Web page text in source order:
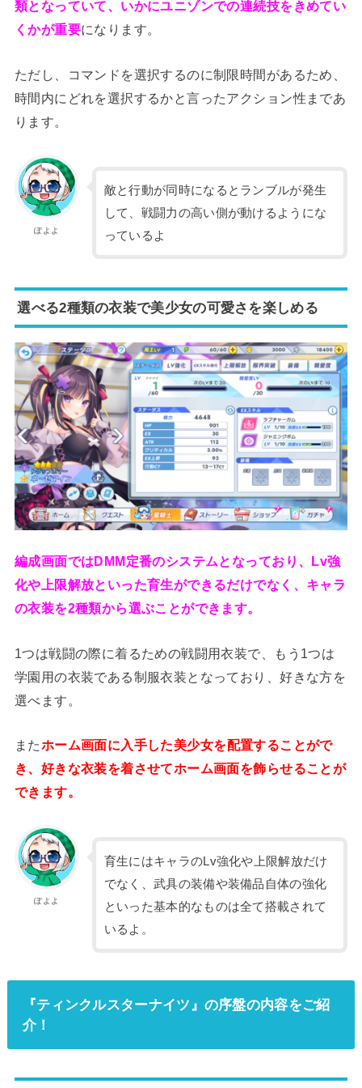
類となっていて、いかにユニゾンでの連続技をきめてい
くかが重要になります。
ただし、コマンドを選択するのに制限時間があるため、
時間内にどれを選択するかと言ったアクション性まであ
ります。
ぽよよ
敵と行動が同時になるとランブルが発生
して、戦闘力の高い側が動けるようにな
っているよ
選べる2種類の衣装で美少女の可愛さを楽しめる
編成画面ではDMM定番のシステムとなっており、Lv強
化や上限解放といった育生ができるだけでなく、キャラ
の衣装を2種類から選ぶことができます。
1つは戦闘の際に着るための戦闘用衣装で、もう1つは
学園用の衣装である制服衣装となっており、好きな方を
選べます。
またホーム画面に入手した美少女を配置することがで
き、好きな衣装を着させてホーム画面を飾らせることが
できます。
ぽよよ
育生にはキャラのLv強化や上限解放だけ
でなく、武具の装備や装備品自体の強化
といった基本的なものは全て搭載されて
いるよ。
『ティンクルスターナイツ』の序盤の内容をご紹
介！